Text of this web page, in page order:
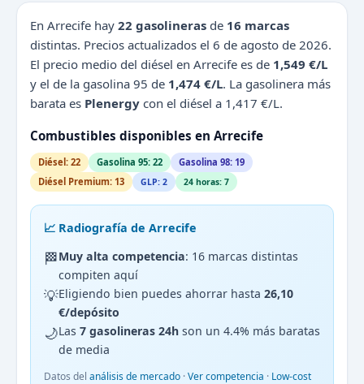
En Arrecife hay 22 gasolineras de 16 marcas
distintas. Precios actualizados el 6 de agosto de 2026.
El precio medio del diésel en Arrecife es de 1,549 €/L
y el de la gasolina 95 de 1,474 €/L. La gasolinera más
barata es Plenergy con el diésel a 1,417 €/L.
Combustibles disponibles en Arrecife
Diésel: 22 Gasolina 95: 22
Gasolina 98: 19
Diésel Premium: 13
GLP: 2 24 horas: 7
📈 Radiografía de Arrecife
🏁Muy alta competencia: 16 marcas distintas
compiten aquí
💡Eligiendo bien puedes ahorrar hasta 26,10
€/depósito
🌙Las 7 gasolineras 24h son un 4.4% más baratas
de media
Datos del análisis de mercado ·Ver competencia · Low-cost